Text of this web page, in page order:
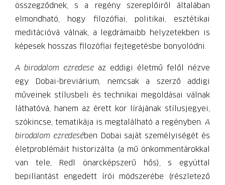
összegződnek, s a regény szereplőiről általában
elmondható, hogy filozófiai, politikai, esztétikai
meditációvá válnak, a legdrámaibb helyzetekben is
képesek hosszas filozófiai fejtegetésbe bonyolódni.
A birodalom ezredese az eddigi életmű felől nézve
egy Dobai-breviárium, nemcsak a szerző addigi
műveinek stílusbeli és technikai megoldásai válnak
láthatóvá, hanem az érett kor lírájának stílusjegyei,
szókincse, tematikája is megtalálható a regényben.A
birodalom ezredesében Dobai saját személyiségét és
életproblémáit historizálta (a mű önkommentárokkal
van tele, Redl önarcképszerű hős), s egyúttal
bepillantást engedett írói módszerébe (részletező